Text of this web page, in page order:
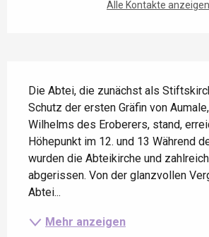
Alle Kontakte anzeigen
Die Abtei, die zunächst als
Schutz der ersten Gräfin von
Wilhelms des Eroberers, stand,
Höhepunkt im 12. und 13 Während
wurden die Abteikirche und
abgerissen. Von der glanzvollen
Abtei...
Mehr anzeigen